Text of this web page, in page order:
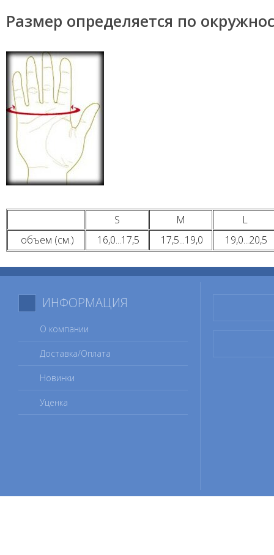
Размер определяется по
S M
L
объем (см.)
16,0...17,5 17,5...19,0 19,0...20,5
ИНФОРМАЦИЯ
О компании
Доставка/Оплата
Новинки
Уценка